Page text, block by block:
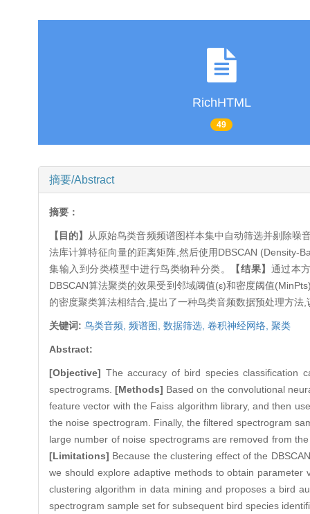
RichHTML
49
摘要/Abstract
摘要：
【目的】 从原始鸟类音频频谱图样本集中自动筛选并剔除噪
法库计算特征向量的距离矩阵,然后使用DBSCAN (Density-
集输入到分类模型中进行鸟类物种分类。
【结果】 通过本
DBSCAN算法聚类的效果受到邻域阈值(ε)和密度阈值
的密度聚类算法相结合,提出了一种鸟类音频数据预处理方
关键词: 鸟类音频, 频谱图, 数据筛选, 卷积神经网络, 聚类
Abstract:
[Objective] The accuracy of bird species classification
spectrograms.[Methods] Based on the convolutional
feature vector with the Faiss algorithm library, and then
the noise spectrogram. Finally, the filtered spectrogram
large number of noise spectrograms are removed from
[Limitations] Because the clustering effect of the
we should explore adaptive methods to obtain
clustering algorithm in data mining and proposes a bird
spectrogram sample set for subsequent bird species